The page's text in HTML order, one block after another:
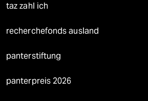
taz zahl ich
recherchefonds ausland
panterstiftung
panterpreis 2026